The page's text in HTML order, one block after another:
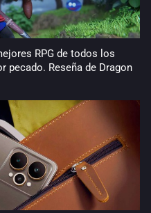
RPG de todos los
pecado. Reseña de Dragon